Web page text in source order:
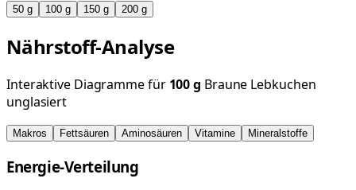
50 g 100 g 150 g 200 g
Nährstoff-Analyse
Interaktive Diagramme für 100g Braune Lebkuchen
unglasiert
Makros Fettsäuren Aminosäuren Vitamine Mineralstoffe
Energie-Verteilung